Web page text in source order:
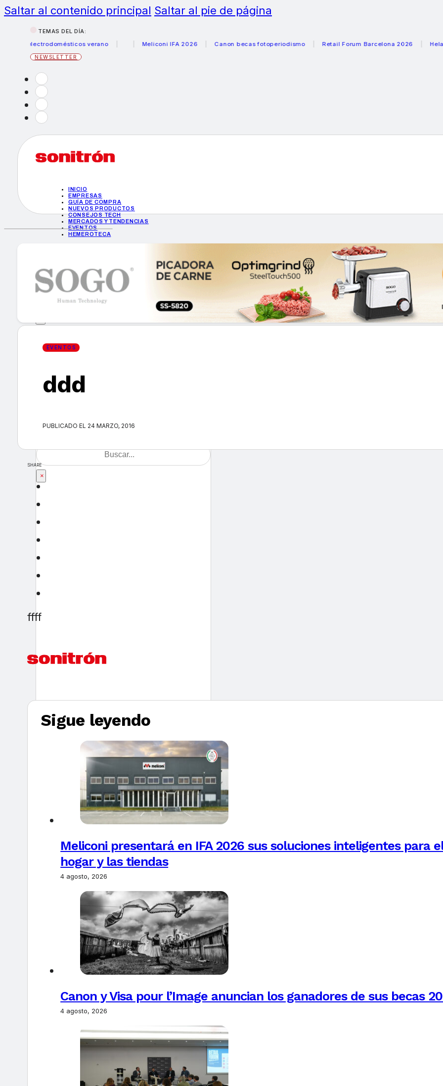
Saltar al contenido principal Saltar al pie de página
TEMAS DEL DÍA:
electrodomésticos verano
Meliconi IFA 2026 Canon becas fotoperiodismo Retail Forum Barcelona 2026 Heladeras
NEWSLETTER
INICIO
EMPRESAS
GUÍA DE COMPRA
NUEVOS PRODUCTOS
CONSEJOS TECH
MERCADOS Y TENDENCIAS
EVENTOS
HEMEROTECA
GUÍA DE COMPRA
NUEVOS PRODUCTOS
CONSEJOS TECH
MERCADOS Y TENDENCIAS
HEMEROTECA
×
EVENTOS
ddd
PUBLICADO EL 24 MARZO, 2016
SHARE
ffff
Sigue leyendo
Meliconi presentará en IFA 2026 sus soluciones inteligentes para
hogar y las tiendas
4 agosto, 2026
Canon y Visa pour l’Image anuncian los ganadores de sus becas
4 agosto, 2026